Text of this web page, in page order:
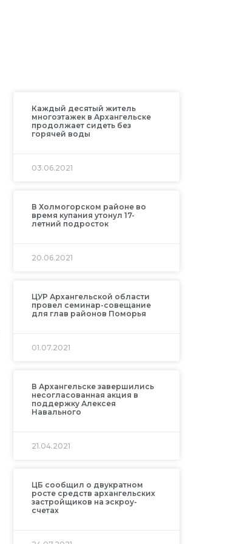
Каждый десятый житель
многоэтажек в Архангельске
продолжает сидеть без
горячей воды
03.06.2021
В Холмогорском районе во
время купания утонул 17-
летний подросток
20.06.2021
ЦУР Архангельской области
провел семинар-совещание
для глав районов Поморья
01.07.2021
В Архангельске завершились
несогласованная акция в
поддержку Алексея
Навального
21.04.2021
ЦБ сообщил о двукратном
росте средств архангельских
застройщиков на эскроу-
счетах